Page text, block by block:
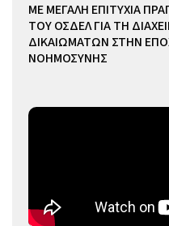
ΜΕ ΜΕΓΑΛΗ ΕΠΙΤΥΧΙΑ
ΤΟΥ ΟΣΔΕΛ ΓΙΑ ΤΗ
ΔΙΚΑΙΩΜΑΤΩΝ ΣΤΗΝ
ΝΟΗΜΟΣΥΝΗΣ